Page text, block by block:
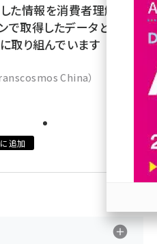
た情報を消費者理解を深
で取得したデータと連係
取り組んでいます
China）
追加
参